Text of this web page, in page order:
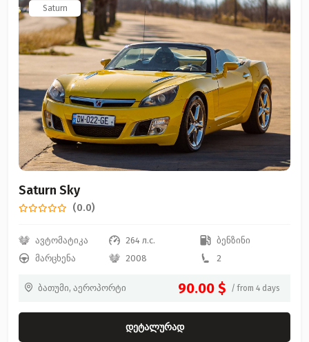
Saturn
Saturn Sky
(0.0)
ავტომატიკა 264 л.с.
ბენზინი
მარცხენა
2008 2
ბათუმი, აეროპორტი 90.00 $ / from 4 days
დეტალურად